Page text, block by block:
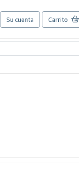
Su cuenta Carrito